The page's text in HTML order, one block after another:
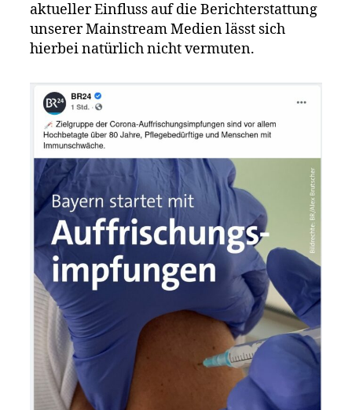
aktueller Einfluss auf die Berichterstattung
unserer Mainstream Medien lässt sich
hierbei natürlich nicht vermuten.